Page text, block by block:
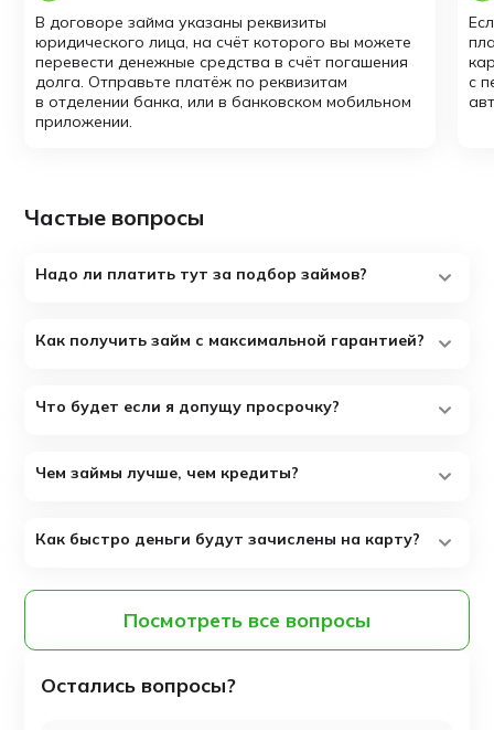
В договоре займа указаны реквизиты
юридического лица, на счёт которого вы можете
перевести денежные средства в счёт погашения
долга. Отправьте платёж по реквизитам
в отделении банка, или в банковском мобильном
приложении.
с
Частые вопросы
Надо ли платить тут за подбор займов?
Как получить займ с максимальной гарантией?
Что будет если я допущу просрочку?
Чем займы лучше, чем кредиты?
Как быстро деньги будут зачислены на карту?
Посмотреть все вопросы
Остались вопросы?